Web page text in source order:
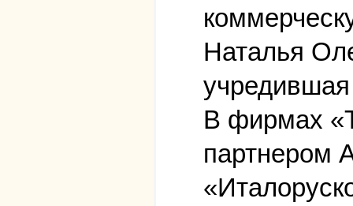
Наталья
В фирмах
партнером